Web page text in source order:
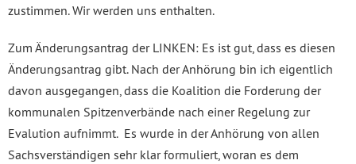
zustimmen. Wir werden uns enthalten.
Zum Änderungsantrag der LINKEN: Es ist gut, dass es diesen
Änderungsantrag gibt. Nach der Anhörung bin ich eigentlich
davon ausgegangen, dass die Koalition die Forderung der
kommunalen Spitzenverbände nach einer Regelung zur
Evalution aufnimmt. Es wurde in der Anhörung von allen
Sachsverständigen sehr klar formuliert, woran es dem